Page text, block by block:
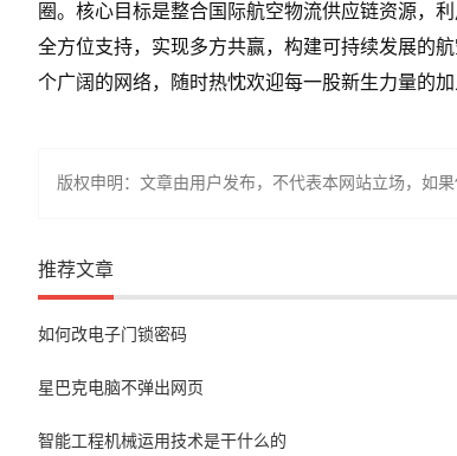
圈。核心目标是整合国际航空物流供应链资源，
全方位支持，实现多方共赢，构建可持续发展的
个广阔的网络，随时热忱欢迎每一股新生力量的加
版权申明：文章由用户发布，不代表本网站立场，如果
推荐文章
如何改电子门锁密码
星巴克电脑不弹出网页
智能工程机械运用技术是干什么的